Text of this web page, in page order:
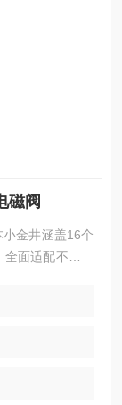
磁阀
金井涵盖16个
面适配不同场
化、低能耗、
、提升效率、